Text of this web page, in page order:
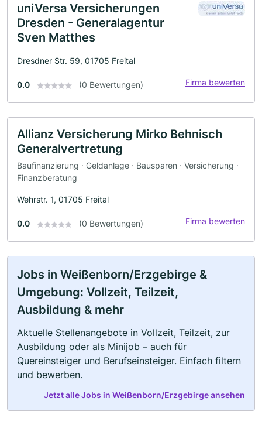
uniVersa Versicherungen
Dresden - Generalagentur
Sven Matthes
Dresdner Str. 59, 01705 Freital
0.0 (0 Bewertungen) Firma bewerten
Allianz Versicherung Mirko Behnisch
Generalvertretung
Baufinanzierung · Geldanlage · Bausparen · Versicherung ·
Finanzberatung
Wehrstr. 1, 01705 Freital
0.0 (0 Bewertungen) Firma bewerten
Jobs in Weißenborn/Erzgebirge &
Umgebung: Vollzeit, Teilzeit,
Ausbildung & mehr
Aktuelle Stellenangebote in Vollzeit, Teilzeit, zur
Ausbildung oder als Minijob – auch für
Quereinsteiger und Berufseinsteiger. Einfach filtern
und bewerben.
Jetzt alle Jobs in Weißenborn/Erzgebirge ansehen